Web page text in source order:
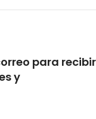
para recibir
y